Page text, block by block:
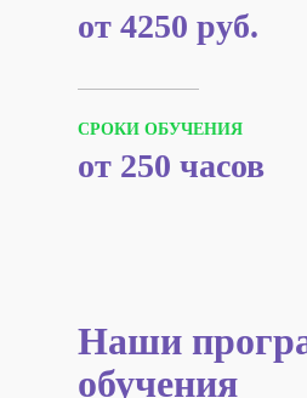
СРОКИ ОБУЧЕНИЯ
от 250 часов
от 4250 руб.
Наши
обучения